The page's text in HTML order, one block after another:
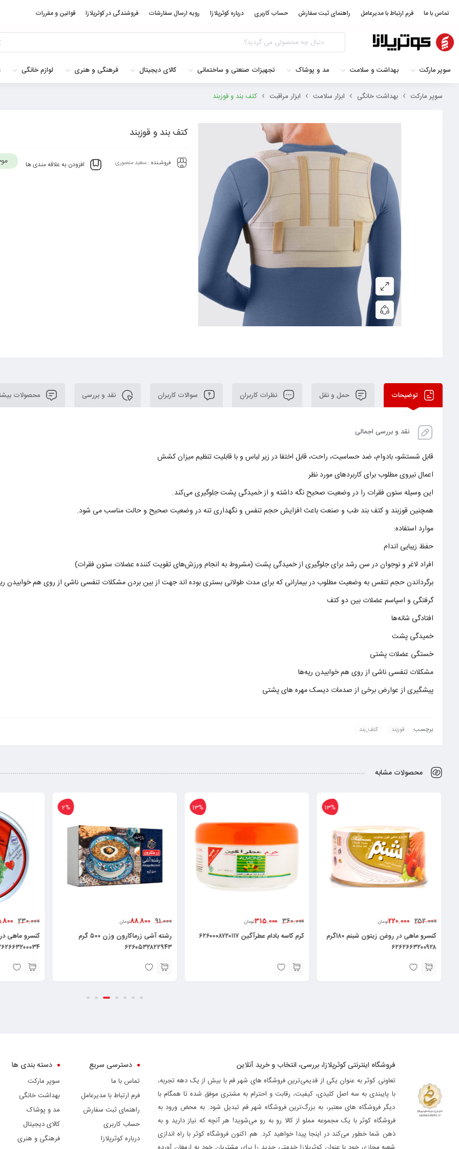
تماس با ما فرم ارتباط با مدیرعامل راهنمای ثبت سفارش حساب کاربری درباره کوثرپلازا رویه ارسال سفارشات فروشندگی در کوثرپلازا قوانین و مقررات
سوپر مارکت بهداشت و سلامت مد و پوشاک تجهیزات صنعتی و ساختمانی کالای دیجیتال فرهنگی و هنری لوازم خانگی
سوپر مارکت بهداشت خانگی ابزار سلامت ابزار مراقبت کتف بند و قوزبند
کتف بند و قوزبند
فروشـنده : سعید منصوری افزودن به علاقه مندی ها
توضیحات حمل و نقل نظرات کاربران سوالات کاربران نقد و بررسی محصولات
نقد و بررسی اجمالی
قابل شستشو، بادوام، ضد حساسیت، راحت، قابل اختفا در زیر لباس و با قابلیت تنظیم میزان کشش
اعمال نیروی مطلوب برای کاربردهای مورد نظر
این وسیله ستون فقرات را در وضعیت صحیح نگه داشته و از خمیدگی پشت جلوگیری می‌کند.
همچنین قوزبند و کتف بند طب و صنعت باعث افزایش حجم تنفس و نگهداری تنه در وضعیت صحیح و حالت مناسب می شود.
موارد استفاده:
حفظ زیبایی اندام
افراد لاغر و نوجوان در سن رشد برای جلوگیری از خمیدگی پشت (مشروط به انجام ورزش‌های تقویت کننده عضلات ستون فقرات)
برگرداندن حجم تنفس به وضعیت مطلوب در بیمارانی که برای مدت طولانی بستری بوده اند جهت از بین بردن مشکلات تنفسی ناشی از روی هم خوابیدن
گرفتگی و اسپاسم عضلات بین دو کتف
افتادگی شانه‌ها
خمیدگی پشت
خستگی عضلات پشتی
مشکلات تنفسی ناشی از روی هم خوابیدن ریه‌ها
پیشگیری از عوارض برخی از صدمات دیسک مهره های پشتی
برچسب: قوزبند کتف_بند
محصولات مشابه
13%
252.000
220.000تومان
کنسرو ماهی در روغن زیتون شبنم ۱۸۰گرم
۶۲۶۲۶۶۳۲۰۰۹۲۸
13%
360.000
315.000تومان
کرم کاسه بادام عطرآگین ۶۲۶۰۰۰۸۷۲۰۱۱۷
2%
91.000
88.800تومان
رشته آشی زرماکارون وزن ۵۰۰ گرم
۶۲۶۰۵۳۲۸۲۲۹۴۳
230.000
فروشگاه اینترنتی کوثرپلازا، بررسی، انتخاب و خرید آنلاین
تعاونی کوثر به عنوان یکی از قدیمی‌ترین فروشگاه های شهر قم با بیش از یک دهه تجربه،
با پایبندی به سه اصل کلیدی، کیفیت، رقابت و احترام به مشتری موفق شده تا همگام با
دیگر فروشگاه های معتبر، به بزرگ‌ترین فروشگاه شهر قم تبدیل شود. به محض ورود به
فروشگاه کوثر با یک مجموعه مملو از کالا رو به رو می‌شوید! هر آنچه که نیاز دارید و به
ذهن شما خطور می‌کند در اینجا پیدا خواهید کرد. هم اکنون فروشگاه کوثر با راه اندازی
دسترسی سریع
تماس با ما
فرم ارتباط با مدیرعامل
راهنمای ثبت سفارش
حساب کاربری
درباره کوثرپلازا
دسته بندی ها
سوپر مارکت
بهداشت خانگی
مد و پوشاک
کالای دیجیتال
فرهنگی و هنری